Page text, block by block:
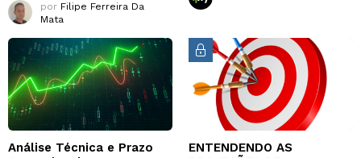
por Filipe Ferreira Da
Mata
Análise Técnica e Prazo
ENTENDENDO AS